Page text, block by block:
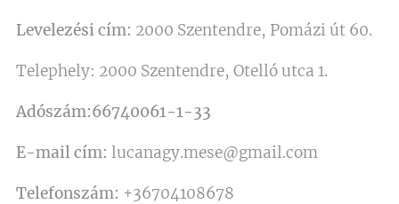
Levelezési cím: 2000 Szentendre, Pomázi út 60.
Telephely: 2000 Szentendre, Otelló utca 1.
Adószám:66740061-1-33
E-mail cím: lucanagy.mese@gmail.com
Telefonszám: +36704108678